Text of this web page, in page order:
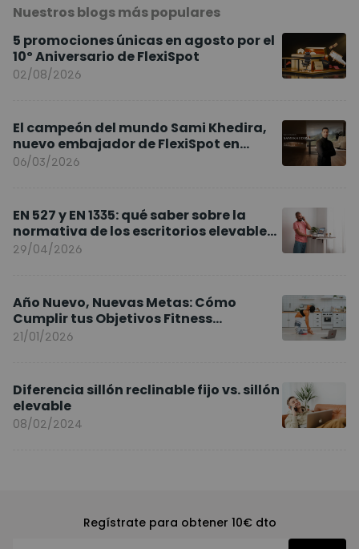
Nuestros blogs más populares
5 promociones únicas en agosto por el
10º Aniversario de FlexiSpot
02/08/2026
El campeón del mundo Sami Khedira,
nuevo embajador de FlexiSpot en
Europa
06/03/2026
EN 527 y EN 1335: qué saber sobre la
normativa de los escritorios elevables
y sillas ergonómicas
29/04/2026
Año Nuevo, Nuevas Metas: Cómo
Cumplir tus Objetivos Fitness
Entrenando en Casa
21/01/2026
Diferencia sillón reclinable fijo vs. sillón
elevable
08/02/2024
Regístrate para obtener 10€ dto